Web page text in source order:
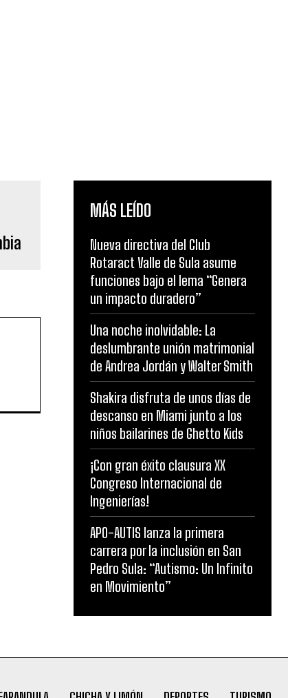
MÁS LEÍDO
Nueva directiva del Club
Rotaract Valle de Sula asume
funciones bajo el lema “Genera
un impacto duradero”
Una noche inolvidable: La
deslumbrante unión matrimonial
de Andrea Jordán y Walter Smith
Shakira disfruta de unos días de
descanso en Miami junto a los
niños bailarines de Ghetto Kids
¡Con gran éxito clausura XX
Congreso Internacional de
Ingenierías!
APO-AUTIS lanza la primera
carrera por la inclusión en San
Pedro Sula: “Autismo: Un Infinito
en Movimiento”